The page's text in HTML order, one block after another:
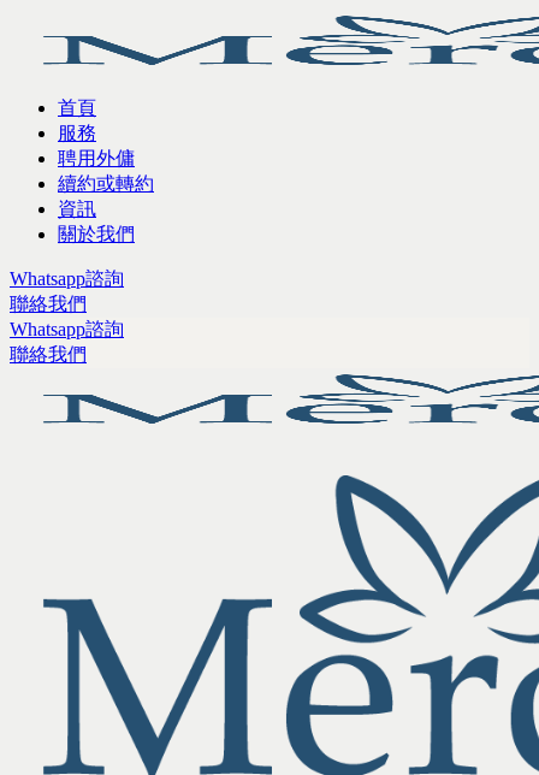
首頁
服務
聘用外傭
續約或轉約
資訊
關於我們
Whatsapp諮詢
聯絡我們
Whatsapp諮詢
聯絡我們